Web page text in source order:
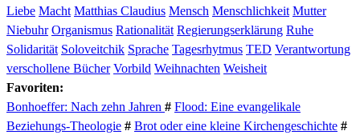
Liebe Macht Matthias Claudius Mensch Menschlichkeit Mutter
Niebuhr Organismus Rationalität Regierungserklärung Ruhe
Solidarität Soloveitchik Sprache Tagesrhytmus TED Verantwortung
verschollene Bücher Vorbild Weihnachten Weisheit
Favoriten:
Bonhoeffer: Nach zehn Jahren # Flood: Eine evangelikale
Beziehungs-Theologie # Brot oder eine kleine Kirchengeschichte #